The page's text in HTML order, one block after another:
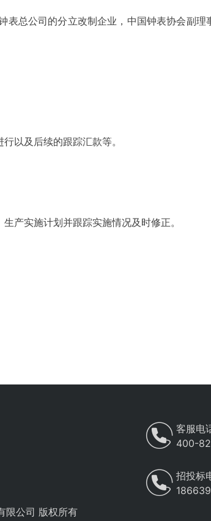
总公司的分立改制企业，中国钟表协会副理
以及后续的跟踪汇款等。
产实施计划并跟踪实施情况及时修正。
公司 版权所有
客服电
400-
招投标